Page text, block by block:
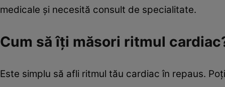
medicale și necesită consult de specialitate.
Cum să îți măsori ritmul
Este simplu să afli ritmul tău cardiac în repaus.